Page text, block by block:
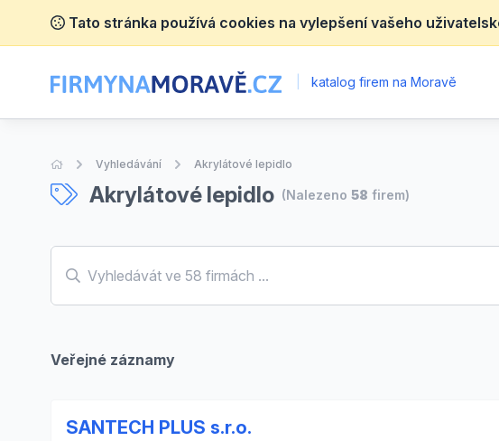
Tato stránka používá cookies na vylepšení vašeho
katalog firem na Moravě
Úvodní stránka
Vyhledávání Akrylátové lepidlo
Akrylátové lepidlo (Nalezeno 58 firem)
Veřejné záznamy
SANTECH PLUS s.r.o.